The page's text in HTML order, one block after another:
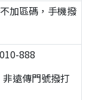
加區碼，手機撥
888
遠傳門號撥打